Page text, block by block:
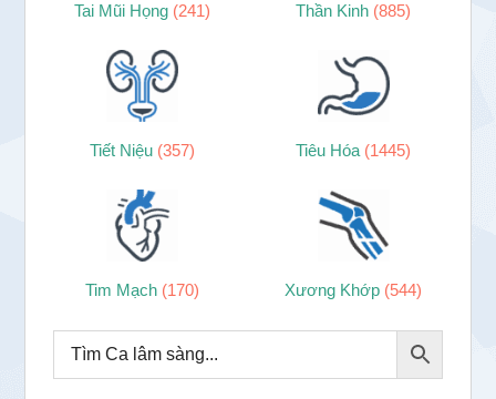
Tai Mũi Họng (241) Thần Kinh (885)
Tiết Niệu (357) Tiêu Hóa (1445)
Tim Mạch (170) Xương Khớp (544)